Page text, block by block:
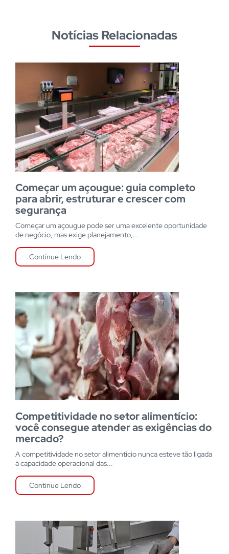
Notícias Relacionadas
Começar um açougue: guia completo
para abrir, estruturar e crescer com
segurança
Começar um açougue pode ser uma excelente oportunidade
de negócio, mas exige planejamento,...
Continue Lendo
Competitividade no setor alimentício:
você consegue atender as exigências do
mercado?
A competitividade no setor alimentício nunca esteve tão ligada
à capacidade operacional das...
Continue Lendo